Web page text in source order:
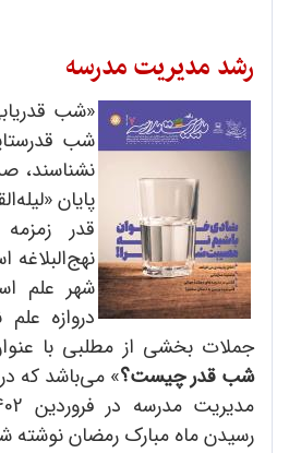
رشد مدیریت مدرسه
«شب
شب
نشناسند،
پایان
قدر
شهر علم
دروازه
جملات بخشی از مطلبی با
شب قدر چیست؟» می‌باشد که
رسیدن ماه مبارک رمضان نوشته